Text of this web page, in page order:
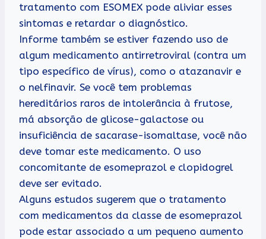
tratamento com ESOMEX pode aliviar esses
sintomas e retardar o diagnóstico.
Informe também se estiver fazendo uso de
algum medicamento antirretroviral (contra um
tipo específico de vírus), como o atazanavir e
o nelfinavir. Se você tem problemas
hereditários raros de intolerância à frutose,
má absorção de glicose-galactose ou
insuficiência de sacarase-isomaltase, você não
deve tomar este medicamento. O uso
concomitante de esomeprazol e clopidogrel
deve ser evitado.
Alguns estudos sugerem que o tratamento
com medicamentos da classe de esomeprazol
pode estar associado a um pequeno aumento